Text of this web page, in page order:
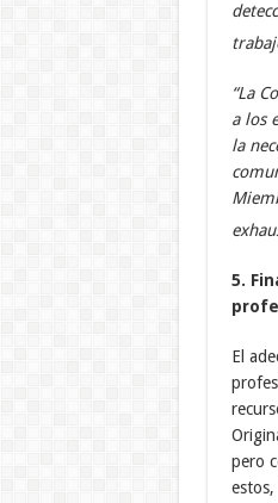
“La
a los
la
5.
El
pero